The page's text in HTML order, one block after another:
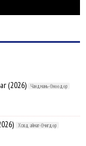
(2026) Чандмань-Өнөөдөр
Ховд аймаг-Өчигдөр